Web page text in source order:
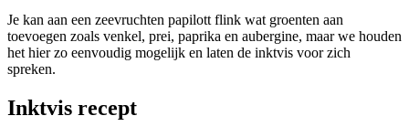
Je kan aan een zeevruchten papilott flink wat groenten aan
toevoegen zoals venkel, prei, paprika en aubergine, maar we houden
het hier zo eenvoudig mogelijk en laten de inktvis voor zich
spreken.
Inktvis recept